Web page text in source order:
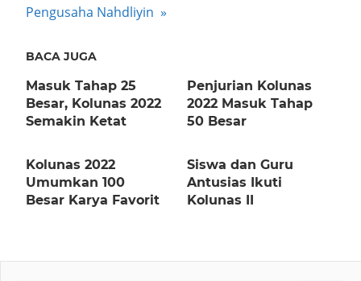
Post:
Pengusaha Nahdliyin
BACA JUGA
Masuk Tahap 25
Besar, Kolunas 2022
Semakin Ketat
Penjurian Kolunas
2022 Masuk Tahap
50 Besar
Kolunas 2022
Umumkan 100
Besar Karya Favorit
Siswa dan Guru
Antusias Ikuti
Kolunas II